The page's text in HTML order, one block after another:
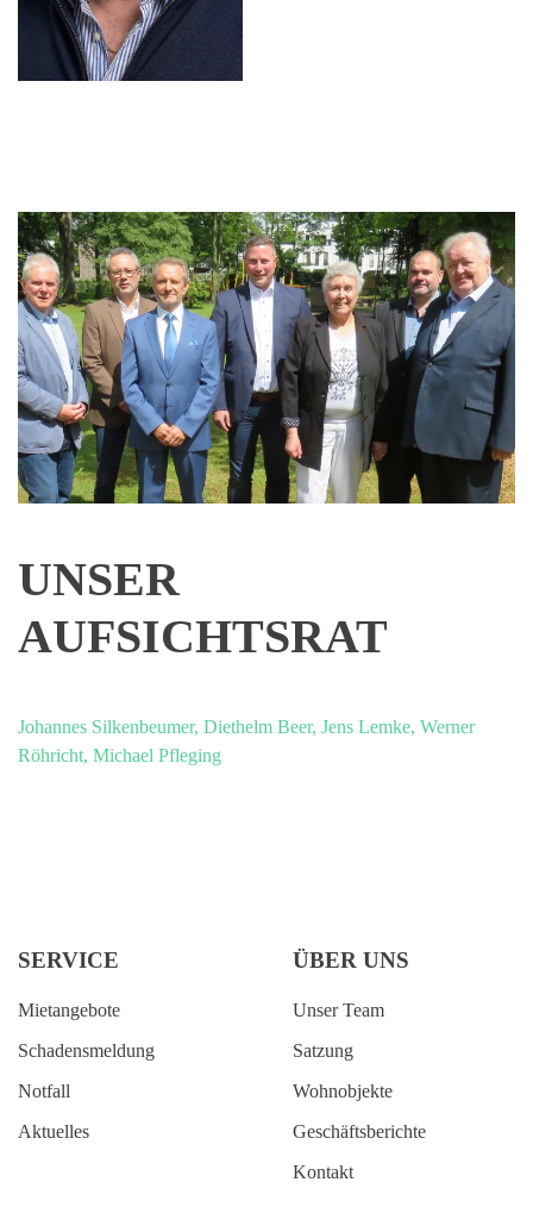
UNSER
AUFSICHTSRAT
Johannes Silkenbeumer, Diethelm Beer, Jens Lemke, Werner
Röhricht, Michael Pfleging
SERVICE
Mietangebote
Schadensmeldung
Notfall
Aktuelles
ÜBER UNS
Unser Team
Satzung
Wohnobjekte
Geschäftsberichte
Kontakt